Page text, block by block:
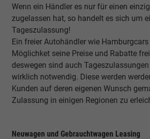
Wenn ein Händler es nur für einen
zugelassen hat, so handelt es sich um
Tageszulassung!
Ein freier Autohändler wie
Möglichket seine Preise und Rabatte
deswegen sind auch
wirklich notwendig. Diese werden
Kunden auf deren eigenen Wunsch
Zulassung in einigen Regionen zu
Neuwagen und Gebrauchtwagen Leasing